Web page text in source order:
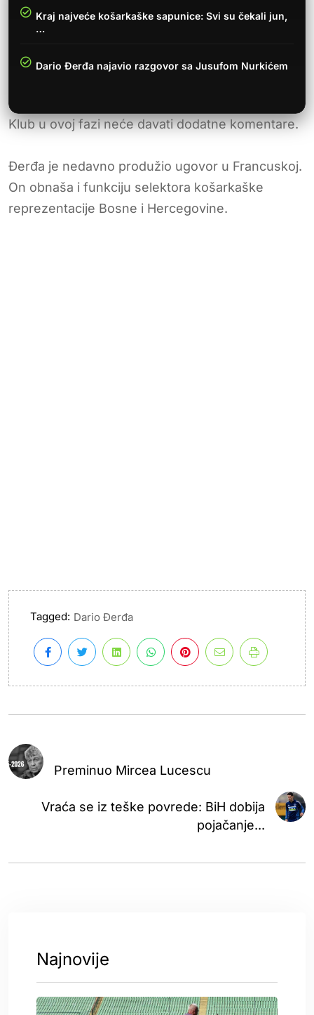
Kraj najveće košarkaške sapunice: Svi su čekali jun,
…
Dario Đerđa najavio razgovor sa Jusufom Nurkićem
Klub u ovoj fazi neće davati dodatne komentare.
Đerđa je nedavno produžio ugovor u Francuskoj.
On obnaša i funkciju selektora košarkaške
reprezentacije Bosne i Hercegovine.
Tagged: Dario Đerđa
Preminuo Mircea Lucescu
Vraća se iz teške povrede: BiH dobija
pojačanje...
Najnovije